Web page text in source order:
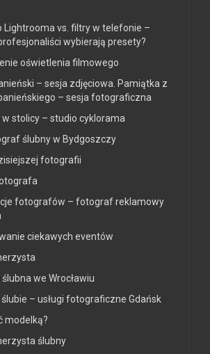
Lightrooma vs. filtry w telefonie –
wybierają presety?
oświetlenia filmowego
– sesja zdjęciowa. Pamiątka z
– sesja fotograficzna
stolicy – studio cyklorama
ślubny w Bydgoszczy
fotografii
fotografów – fotograf reklamowy
ciekawych eventów
we Wrocławiu
ślubie – usługi fotograficzne Gdańsk
modelką?
ślubny